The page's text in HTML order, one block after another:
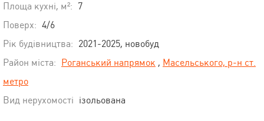
Площа кухні, м²: 7
Поверх: 4/6
Рік будівництва: 2021-2025, новобуд
Район міста: Роганський напрямок , Масельського, р-н ст.
метро
Вид нерухомості ізольована